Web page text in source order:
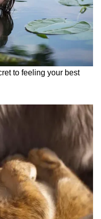
आर्थिक मंच पर
(एमओयू) की घोषणा
कि भारत और जापान ने
लिए आर्थिक सुरक्षा,
स्वास्थ्य क्षेत्रों पर
this story has
Editorial
a syndicated